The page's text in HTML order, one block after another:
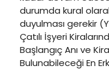
durumda kural
duyulması gerekir
Çatılı İşyeri
Başlangıç Anı ve
Bulunabileceği En